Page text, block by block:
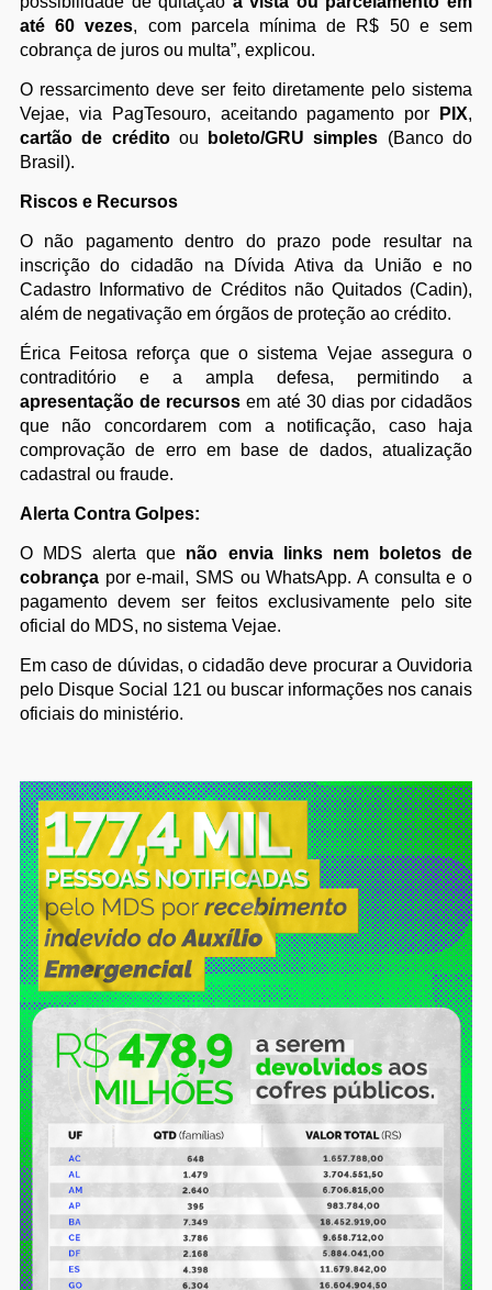
até 60 vezes, com parcela mínima de R$ 50 e sem
cobrança de juros ou multa”, explicou.
O ressarcimento deve ser feito diretamente pelo sistema
Vejae, via PagTesouro, aceitando pagamento por
PIX,
cartão de créditoou boleto/GRU simples (Banco do
Brasil).
Riscos e Recursos
O não pagamento dentro do prazo pode resultar na
inscrição do cidadão na Dívida Ativa da União e no
Cadastro Informativo de Créditos não Quitados (Cadin),
além de negativação em órgãos de proteção ao crédito.
Érica Feitosa reforça que o sistema Vejae assegura o
contraditório e a ampla defesa, permitindo a
apresentação de recursos em até 30 dias por cidadãos
que não concordarem com a notificação, caso haja
comprovação de erro em base de dados, atualização
cadastral ou fraude.
Alerta Contra Golpes:
O MDS alerta que não envia links nem boletos de
cobrançapor e-mail, SMS ou WhatsApp. A consulta e o
pagamento devem ser feitos exclusivamente pelo site
oficial do MDS, no sistema Vejae.
Em caso de dúvidas, o cidadão deve procurar a Ouvidoria
pelo Disque Social 121 ou buscar informações nos canais
oficiais do ministério.